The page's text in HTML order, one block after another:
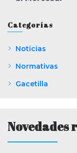
Categorías
Noticias
Normativas
Gacetilla
Novedades